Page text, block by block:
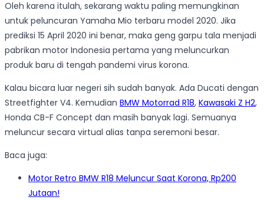
Oleh karena itulah, sekarang waktu paling memungkinan
untuk peluncuran Yamaha Mio terbaru model 2020. Jika
prediksi 15 April 2020 ini benar, maka geng garpu tala menjadi
pabrikan motor Indonesia pertama yang meluncurkan
produk baru di tengah pandemi virus korona.
Kalau bicara luar negeri sih sudah banyak. Ada Ducati dengan
Streetfighter V4. Kemudian BMW Motorrad R18, Kawasaki Z H2,
Honda CB-F Concept dan masih banyak lagi. Semuanya
meluncur secara virtual alias tanpa seremoni besar.
Baca juga:
Motor Retro BMW R18 Meluncur Saat Korona, Rp200
Jutaan!